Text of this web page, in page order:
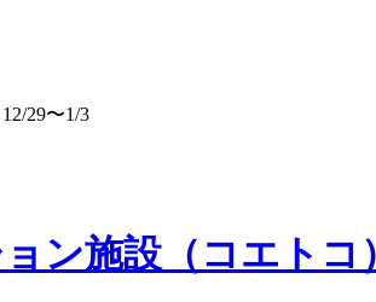
29〜1/3